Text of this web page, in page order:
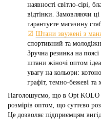
наявності світло-сірі,
відтінки. Замовляючи
гарантуєте магазину
☑ Штани звужені з
спортивний та
Зручна резинка на
штани жіночі оптом
увагу на кольори:
графіт, темно-бежеві та
Наголошуємо, що в Opt KOLO
розмірів оптом, що суттєво
Це дозволяє підприємцям